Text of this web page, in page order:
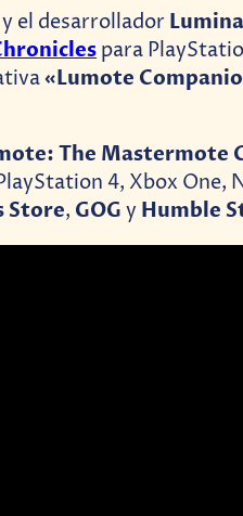
y el desarrollador
para
«Lumote
The Mastermote
4, Xbox One,
Store, GOG y Humble